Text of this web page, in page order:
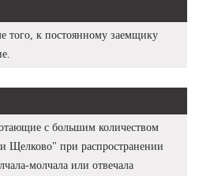
того, к постоянному заемщику
с большим количеством
Щелково" при распространении
молчала или отвечала